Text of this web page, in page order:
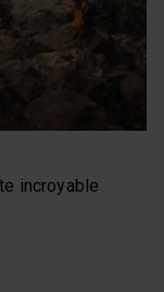
incroyable